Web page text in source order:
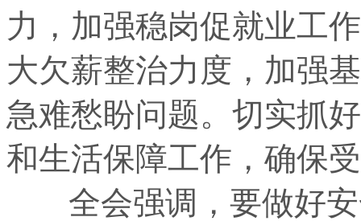
力，加强稳岗促就业工
大欠薪整治力度，加强
急难愁盼问题。切实抓
和生活保障工作，确保
全会强调，要做好安